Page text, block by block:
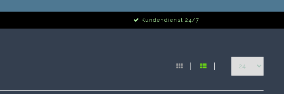
Kundendienst 24/7